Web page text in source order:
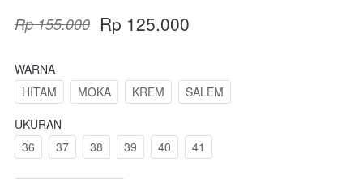
Rp 155.000 Rp 125.000
WARNA
HITAM
MOKA KREM
SALEM
UKURAN
36
37 38 39 40 41